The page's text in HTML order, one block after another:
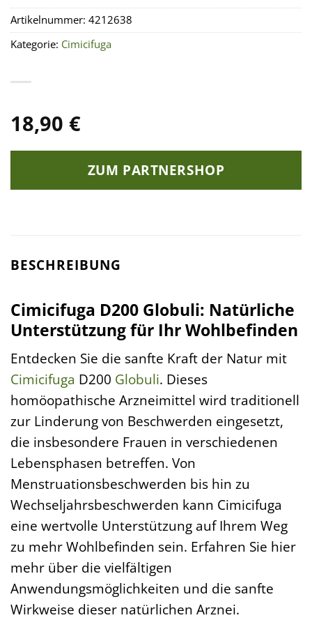
18,90 €
ZUM PARTNERSHOP
Artikelnummer: 4212638
Kategorie: Cimicifuga
BESCHREIBUNG
Cimicifuga D200 Globuli: Natürliche
Unterstützung für Ihr Wohlbefinden
Entdecken Sie die sanfte Kraft der Natur mit
Cimicifuga D200 Globuli. Dieses
homöopathische Arzneimittel wird traditionell
zur Linderung von Beschwerden eingesetzt,
die insbesondere Frauen in verschiedenen
Lebensphasen betreffen. Von
Menstruationsbeschwerden bis hin zu
Wechseljahrsbeschwerden kann Cimicifuga
eine wertvolle Unterstützung auf Ihrem Weg
zu mehr Wohlbefinden sein. Erfahren Sie hier
mehr über die vielfältigen
Anwendungsmöglichkeiten und die sanfte
Wirkweise dieser natürlichen Arznei.